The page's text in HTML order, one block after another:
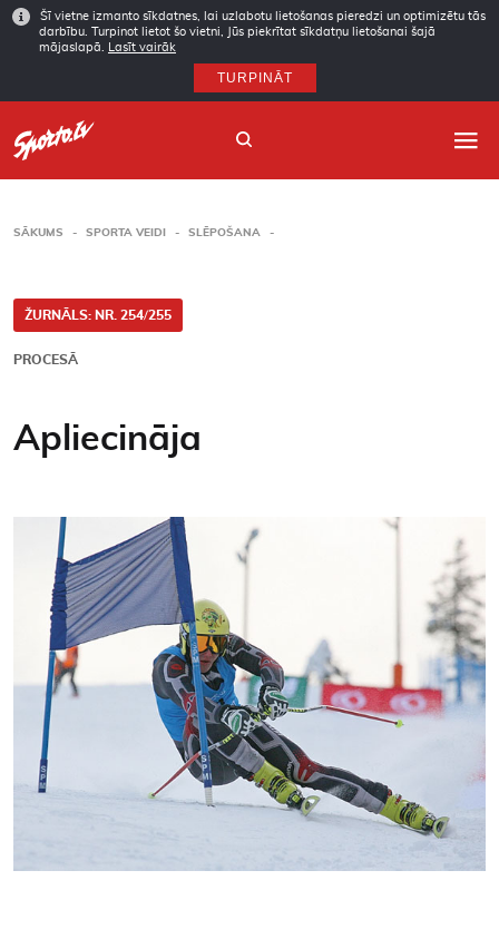
Šī vietne izmanto sīkdatnes, lai uzlabotu lietošanas pieredzi un optimizētu tās
darbību. Turpinot lietot šo vietni, Jūs piekrītat sīkdatņu lietošanai šajā
mājaslapā.
Lasīt vairāk
TURPINĀT
Kontakti
SĀKUMS SPORTA VEIDI SLĒPOŠANA
ŽURNĀLS: NR. 254/255
PROCESĀ
Apliecināja